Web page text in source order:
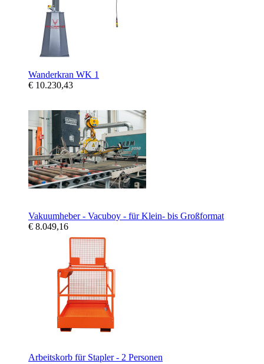
Wanderkran WK 1
€ 10.230,43
Vakuumheber - Vacuboy - für Klein- bis Großformat
€ 8.049,16
Arbeitskorb für Stapler - 2 Personen